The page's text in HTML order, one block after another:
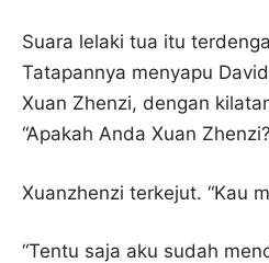
Suara lelaki tua itu
Tatapannya menyapu
Xuan Zhenzi, dengan
“Apakah Anda Xuan
Xuanzhenzi terkejut. “Kau
“Tentu saja aku sudah